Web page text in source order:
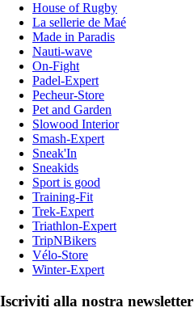
House of Rugby
La sellerie de Maé
Made in Paradis
Nauti-wave
On-Fight
Padel-Expert
Pecheur-Store
Pet and Garden
Slowood Interior
Smash-Expert
Sneak'In
Sneakids
Sport is good
Training-Fit
Trek-Expert
Triathlon-Expert
TripNBikers
Vélo-Store
Winter-Expert
Iscriviti alla nostra newsletter